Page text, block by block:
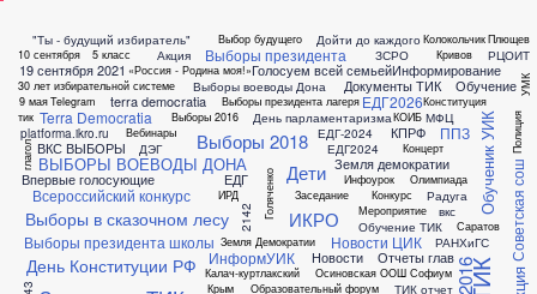
"Ты - будущий избиратель"
10 сентября
19 сентября 2021
30 лет избирательной системе
5 класс
9 маяTelegram
Terra Democratia
platforma.ikro.ru
terra democratia
«Россия - Родина моя!»
Акция
ВКС ВЫБОРЫ
ВЫБОРЫ ВОЕВОДЫ ДОНА
Вебинары
Впервые голосующие
Всероссийский конкурс
Выбор будущего
Выборы 2016
Выборы 2018
Выборы в сказочном лесу
Выборы воеводы Дона
Выборы президента
Выборы президента лагеря
Выборы президента школы
Голосуем всей семьей
Голяченко
ДЭГ
День Конституции РФ
День парламентаризма
Дети
Дойти до каждого
Документы ТИК
ЕДГ
ЕДГ-2024
ЕДГ2024
ЕДГ2026
ЗСРО
Заседание
Земля Демократии
Земля демократии
ИКРО
ИРД
ИнформУИК
Информирование
Инфоурок
КОИБ
КПРФ
Калач-куртлакский
Колокольчик
Конкурс
Конституция
Концерт
Кривов
Крым
МФЦ
Мероприятие
Новости
Новости ЦИК
Образовательный форум
Обучение
Обучение ТИК
Обученик УИК
Олимпиада
Осиновская ООШ
Отчеты глав
ППЗ
Плющев
Полиция
РАНХиГС
РЦОИТ
Радуга
Саратов Советская сош
Софиум ТИК
ТИК отчет
УМК
вкс
глагол
тик
2142